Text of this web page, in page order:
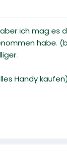
ich mag es
habe.
Handy kaufen)